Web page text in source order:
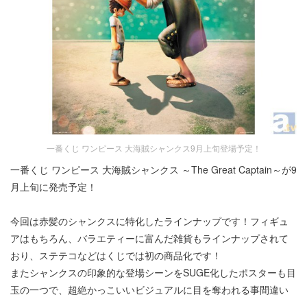
一番くじ ワンピース 大海賊シャンクス9月上旬登場予定！
一番くじ ワンピース 大海賊シャンクス ～The Great Captain～が9
月上旬に発売予定！
今回は赤髪のシャンクスに特化したラインナップです！フィギュ
アはもちろん、バラエティーに富んだ雑貨もラインナップされて
おり、ステテコなどはくじでは初の商品化です！
またシャンクスの印象的な登場シーンをSUGE化したポスターも目
玉の一つで、超絶かっこいいビジュアルに目を奪われる事間違い